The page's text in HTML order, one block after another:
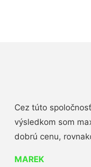
Cez túto
výsledkom som
dobrú cenu,
MAREK